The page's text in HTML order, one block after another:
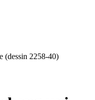
(dessin 2258-40)